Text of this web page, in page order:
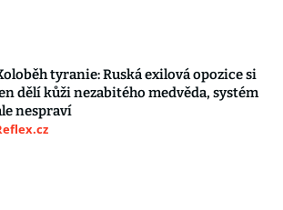
tyranie: Ruská exilová opozice si
dělí kůži nezabitého medvěda, systém
nespraví